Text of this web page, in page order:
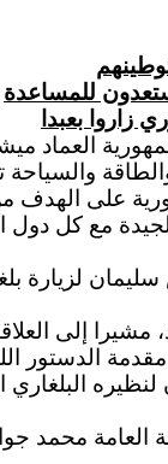
للمساعدة
بعبدا
رئيس
والطاقة
على الهدف من
مع كل دول
لزيارة
إلى
الدستور
البلغاري
محمد